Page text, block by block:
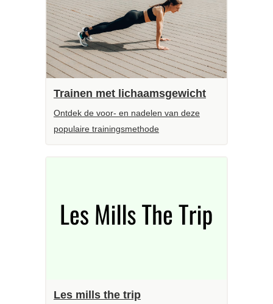
Trainen met lichaamsgewicht
Ontdek de voor- en nadelen van deze
populaire trainingsmethode
Les mills the trip